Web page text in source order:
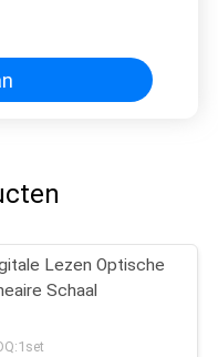
Lezen Optische
Schaal